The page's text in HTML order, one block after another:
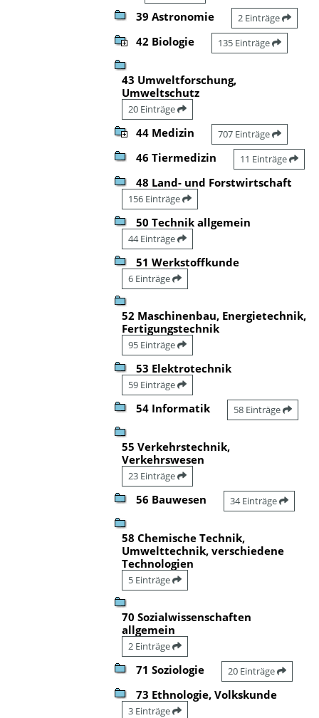
39 Astronomie 2 Einträge
42 Biologie 135 Einträge
43 Umweltforschung,
Umweltschutz
20 Einträge
44 Medizin 707 Einträge
46 Tiermedizin 11 Einträge
48 Land- und Forstwirtschaft
156 Einträge
50 Technik allgemein
44 Einträge
51 Werkstoffkunde
6 Einträge
52 Maschinenbau, Energietechnik,
Fertigungstechnik
95 Einträge
53 Elektrotechnik
59 Einträge
54 Informatik 58 Einträge
55 Verkehrstechnik,
Verkehrswesen
23 Einträge
56 Bauwesen 34 Einträge
58 Chemische Technik,
Umwelttechnik, verschiedene
Technologien
5 Einträge
70 Sozialwissenschaften
allgemein
2 Einträge
71 Soziologie 20 Einträge
73 Ethnologie, Volkskunde
3 Einträge